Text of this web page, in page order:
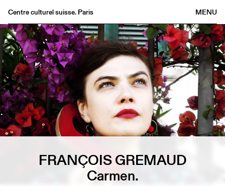
MENU
Centre culturel suisse. Paris
Agenda
Librairie
Buvette
Archives
Médiathèque
Éditions
Informations
FRANÇOIS GREMAUD
Carmen.